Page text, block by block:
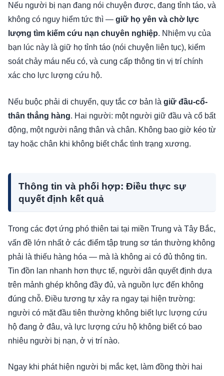
Nếu người bị nạn đang nói chuyện được, đang tỉnh táo, và
không có nguy hiểm tức thì — giữ họ yên và chờ lực
lượng tìm kiếm cứu nạn chuyên nghiệp. Nhiệm vụ của
bạn lúc này là giữ họ tỉnh táo (nói chuyện liên tục), kiểm
soát chảy máu nếu có, và cung cấp thông tin vị trí chính
xác cho lực lượng cứu hộ.
Nếu buộc phải di chuyển, quy tắc cơ bản là giữ đầu-cổ-
thân thẳng hàng. Hai người: một người giữ đầu và cổ bất
động, một người nâng thân và chân. Không bao giờ kéo từ
tay hoặc chân khi không biết chắc tình trạng xương.
Thông tin và phối hợp: Điều thực sự
quyết định kết quả
Trong các đợt ứng phó thiên tai tại miền Trung và Tây Bắc,
vấn đề lớn nhất ở các điểm tập trung sơ tán thường không
phải là thiếu hàng hóa — mà là không ai có đủ thông tin.
Tin đồn lan nhanh hơn thực tế, người dân quyết định dựa
trên mảnh ghép không đầy đủ, và nguồn lực đến không
đúng chỗ. Điều tương tự xảy ra ngay tại hiện trường:
người có mặt đầu tiên thường không biết lực lượng cứu
hộ đang ở đâu, và lực lượng cứu hộ không biết có bao
nhiêu người bị nạn, ở vị trí nào.
Ngay khi phát hiện người bị mắc kẹt, làm đồng thời hai